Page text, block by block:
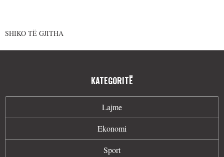
SHIKO TË GJITHA
KATEGORITË
Lajme
Ekonomi
Sport